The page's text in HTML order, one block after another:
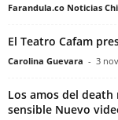
Farandula.co Noticias
El Teatro Cafam
Carolina Guevara - 3
Los amos del death
sensible Nuevo